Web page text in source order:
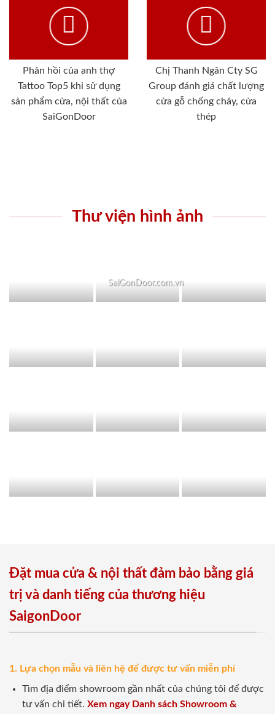
Phản hồi của anh thợ
Tattoo Top5 khi sử dụng
sản phẩm cửa, nội thất của
SaiGonDoor
Chị Thanh Ngân Cty SG
Group đánh giá chất lượng
cửa gỗ chống cháy, cửa
thép
Thư viện hình ảnh
SaiGonDoor.com.vn
Đặt mua cửa & nội thất đảm bảo bằng giá
trị và danh tiếng của thương hiệu
SaigonDoor
1. Lựa chọn mẫu và liên hệ để được tư vấn miễn phí
Tìm địa điểm showroom gần nhất của chúng tôi để được
tư vấn chi tiết. Xem ngay Danh sách Showroom &